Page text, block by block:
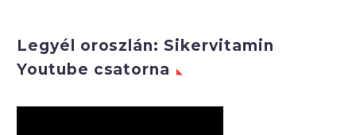
Legyél oroszlán: Sikervitamin
Youtube csatorna